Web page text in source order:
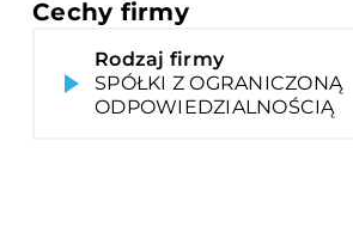
Cechy firmy
Rodzaj firmy
SPÓŁKI Z OGRANICZONĄ
ODPOWIEDZIALNOŚCIĄ